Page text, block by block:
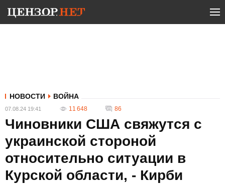
НОВОСТИ ВОЙНА
07.08.24 19:41 11 648 86
Чиновники США свяжутся с
украинской стороной
относительно ситуации в
Курской области, - Кирби